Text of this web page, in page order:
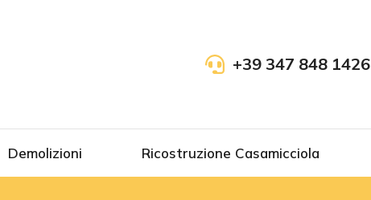
+39 347 848 1426
Demolizioni Ricostruzione Casamicciola